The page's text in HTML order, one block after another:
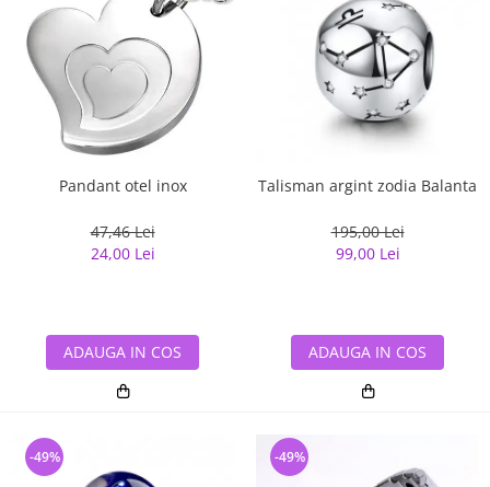
Pandant otel inox
47,46 Lei
24,00 Lei
ADAUGA IN COS
Talisman argint zodia Balanta
195,00 Lei
99,00 Lei
ADAUGA IN COS
-49% -49%